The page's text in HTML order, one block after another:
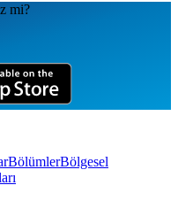
mi?
BölümlerBölgesel